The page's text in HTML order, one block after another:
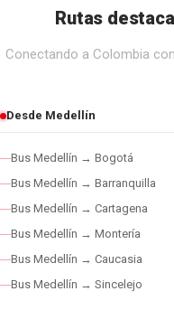
Rutas
Conectando a Colombia
Desde Medellín
Bus Medellín → Bogotá
Bus Medellín → Barranquilla
Bus Medellín → Cartagena
Bus Medellín → Montería
Bus Medellín → Caucasia
Bus Medellín → Sincelejo